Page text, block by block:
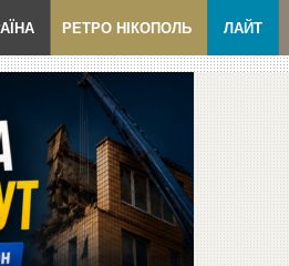
РЕТРО НІКОПОЛЬ ЛАЙТ